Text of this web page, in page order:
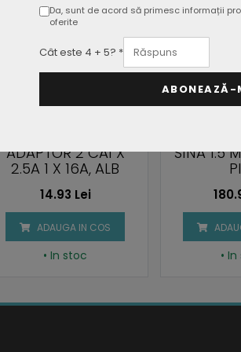
ADAPTOR 2 CAI X
2.5A 1 X 16A, ALB
14.93 Lei
ADAUGA IN COS
• In stoc
SINA 1.5
•
Da, sunt de acord să primesc informații
oferite
Cât este 4 + 5? *
ABONEAZĂ-